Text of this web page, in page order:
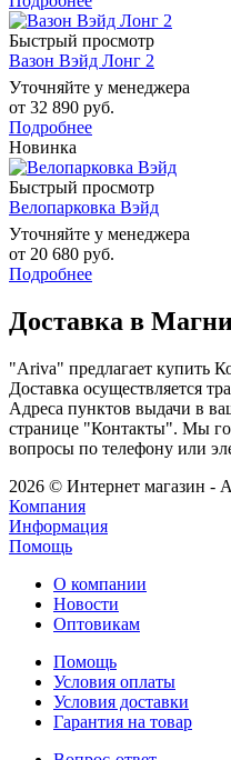
Быстрый просмотр
Вазон Вэйд Лонг 2
Уточняйте у менеджера
от 32 890 руб.
Подробнее
Новинка
Быстрый просмотр
Велопарковка Вэйд
Уточняйте у менеджера
от 20 680 руб.
Подробнее
Доставка в
"Ariva" предлагает купить
Доставка осуществляется
Адреса пунктов выдачи в
странице "Контакты". Мы
вопросы по телефону или
2026 © Интернет магазин -
Компания
Информация
Помощь
О компании
Новости
Оптовикам
Помощь
Условия оплаты
Условия доставки
Гарантия на товар